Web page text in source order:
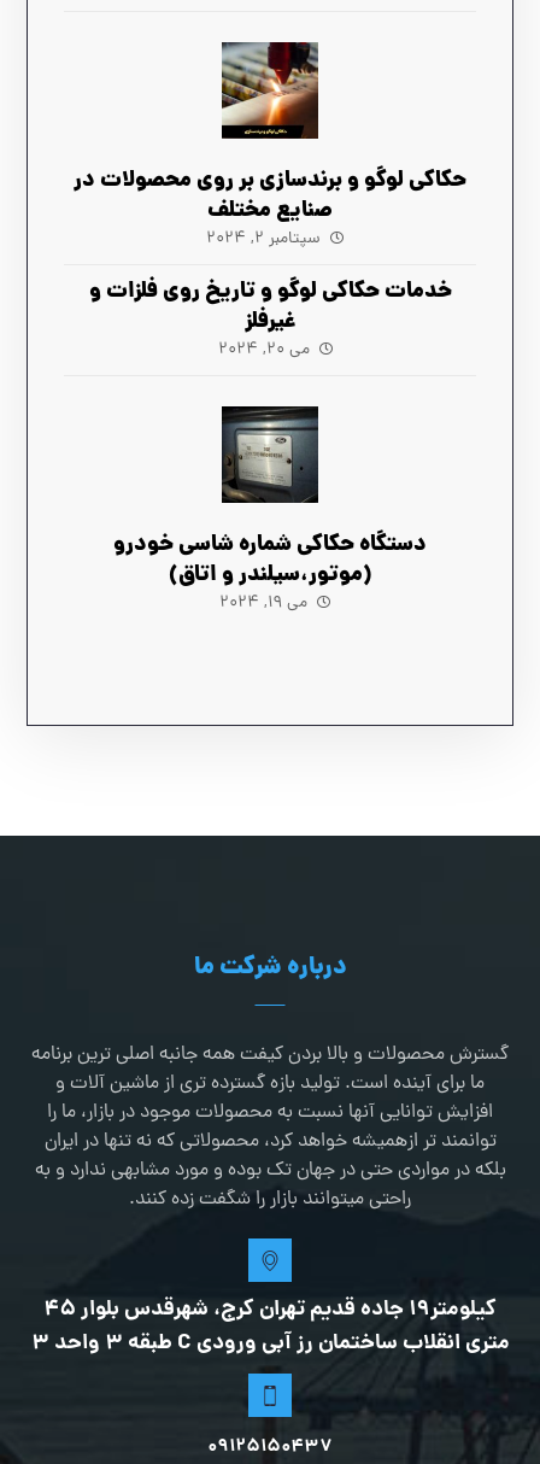
حکاکی لوگو و برندسازی بر روی محصولات در
صنایع مختلف
سپتامبر ۲, ۲۰۲۴
خدمات حکاکی لوگو و تاریخ روی فلزات و
غیرفلز
می ۲۰, ۲۰۲۴
دستگاه حکاکی شماره شاسی خودرو
(موتور،سیلندر و اتاق)
می ۱۹, ۲۰۲۴
درباره شرکت ما
گسترش محصولات و بالا بردن کیفت همه جانبه اصلی ترین برنامه
ما برای آینده است. تولید بازه گسترده تری از ماشین آلات و
افزایش توانایی آنها نسبت به محصولات موجود در بازار، ما را
توانمند تر ازهمیشه خواهد کرد، محصولاتی که نه تنها در ایران
بلکه در مواردی حتی در جهان تک بوده و مورد مشابهی ندارد و به
راحتی میتوانند بازار را شگفت زده کنند.
کیلومتر19 جاده قدیم تهران کرج، شهرقدس بلوار 45
متری انقلاب ساختمان رز آبی ورودی C طبقه 3 واحد 3
09125150437